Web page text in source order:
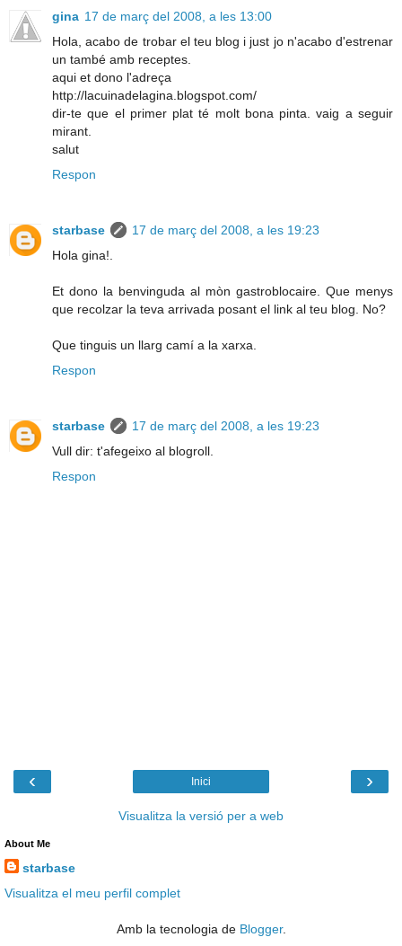
gina 17 de març del 2008, a les 13:00
Hola, acabo de trobar el teu blog i just jo n'acabo d'estrenar
un també amb receptes.
aqui et dono l'adreça
http://lacuinadelagina.blogspot.com/
dir-te que el primer plat té molt bona pinta. vaig a seguir
mirant.
salut
Respon
starbase
17 de març del 2008, a les 19:23
Hola gina!.
Et dono la benvinguda al mòn gastroblocaire. Que menys
que recolzar la teva arrivada posant el link al teu blog. No?
Que tinguis un llarg camí a la xarxa.
Respon
starbase
17 de març del 2008, a les 19:23
Vull dir: t'afegeixo al blogroll.
Respon
‹ ›
Inici
Visualitza la versió per a web
About Me
starbase
Visualitza el meu perfil complet
Amb la tecnologia de Blogger.